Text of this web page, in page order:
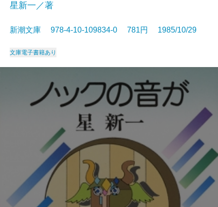
星新一／著
新潮文庫 978-4-10-109834-0 781円 1985/10/29
文庫電子書籍あり